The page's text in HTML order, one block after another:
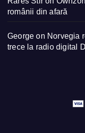
românii din afară
George on Norvegia
trece la radio digital